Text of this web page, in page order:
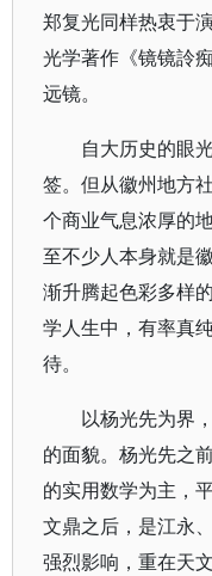
郑复光同样热衷于
光学著作《镜镜詅
远镜。
自大历史的眼
签。但从徽州地方
个商业气息浓厚的
至不少人本身就是
渐升腾起色彩多样
学人生中，有率真
待。
以杨光先为界
的面貌。杨光先之
的实用数学为主，
文鼎之后，是江永
强烈影响，重在天